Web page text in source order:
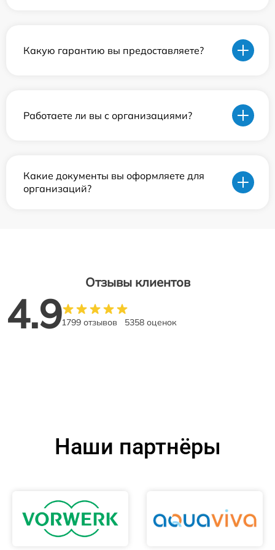
Какую гарантию вы предоставляете?
Работаете ли вы с организациями?
Какие документы вы оформляете для
организаций?
Отзывы клиентов
4.91799 отзывов 5358 оценок
Наши партнёры